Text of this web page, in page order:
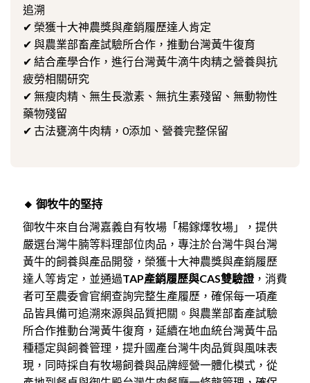
追溯
✔ 榮獲十大神農獎與產銷履歷達人肯定
✔ 與農業部畜產試驗所合作，推動台灣黃牛復育
✔ 結合產學合作，進行台灣黃牛滴牛肉精之營養與抗
疲勞相關研究
✔ 無瘦肉精、無生長激素、無抗生素殘留、無動物性
藥物殘留
✔ 古法甕滴牛肉精，0添加、營養完整保留
🔸 御牧牛的堅持
御牧牛來自台灣嘉義自有牧場「楊鎵燡牧場」，提供
嚴選台灣牛腩等料理部位肉品， 專注於台灣牛與台灣
黃牛的飼養與產品開發，榮獲十大神農獎與產銷履歷
達人等肯定，並通過TAP產銷履歷與CAS雙驗證，消費
者可至農委會官網查詢完整生產履歷，確保每一項產
品皆具備可追溯來源與品質把關。與農業部畜產試驗
所合作推動台灣黃牛復育，延續在地血統台灣黃牛品
種穩定與飼養管理，提升國產台灣牛肉品質與風味表
現，同時採自有牧場飼養與品牌經營一體化模式，從